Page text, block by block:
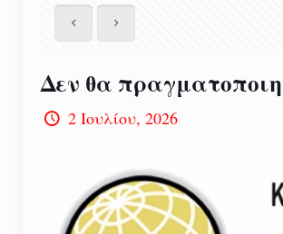
Δεν θα
2 Ιουλίου, 2026